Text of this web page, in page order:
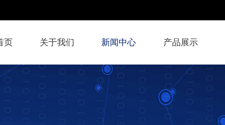
页 关于我们 新闻中心 产品展示